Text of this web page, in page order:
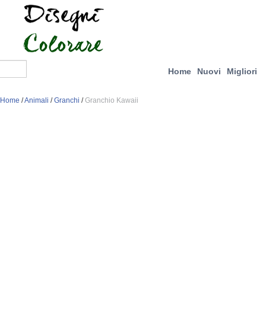
Home Nuovi Migliori
Home /Animali /Granchi /Granchio Kawaii